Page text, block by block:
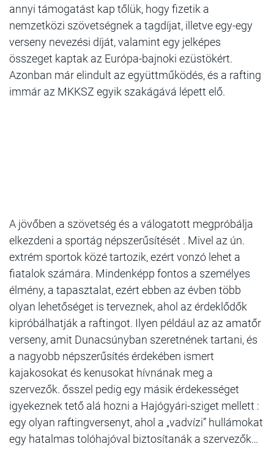
annyi támogatást kap tőlük, hogy fizetik a
nemzetközi szövetségnek a tagdíjat, illetve egy-egy
verseny nevezési díját, valamint egy jelképes
összeget kaptak az Európa-bajnoki ezüstökért.
Azonban már elindult az együttműködés, és a rafting
immár az MKKSZ egyik szakágává lépett elő.
A jövőben a szövetség és a válogatott megpróbálja
elkezdeni a sportág népszerűsítését . Mivel az ún.
extrém sportok közé tartozik, ezért vonzó lehet a
fiatalok számára. Mindenképp fontos a személyes
élmény, a tapasztalat, ezért ebben az évben több
olyan lehetőséget is terveznek, ahol az érdeklődők
kipróbálhatják a raftingot. Ilyen például az az amatőr
verseny, amit Dunacsúnyban szeretnének tartani, és
a nagyobb népszerűsítés érdekében ismert
kajakosokat és kenusokat hívnának meg a
szervezők. ősszel pedig egy másik érdekességet
igyekeznek tető alá hozni a Hajógyári-sziget mellett :
egy olyan raftingversenyt, ahol a „vadvízi” hullámokat
egy hatalmas tolóhajóval biztosítanák a szervezők…